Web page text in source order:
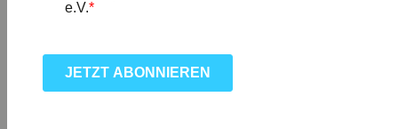
Mountain Whisky. Auf dem
Gaumenschmaus: In derGenussverweilerei
sich alles um entspannten Genuss und herzliche
Gastfreundschaft. Einfach mal den Moment genießen